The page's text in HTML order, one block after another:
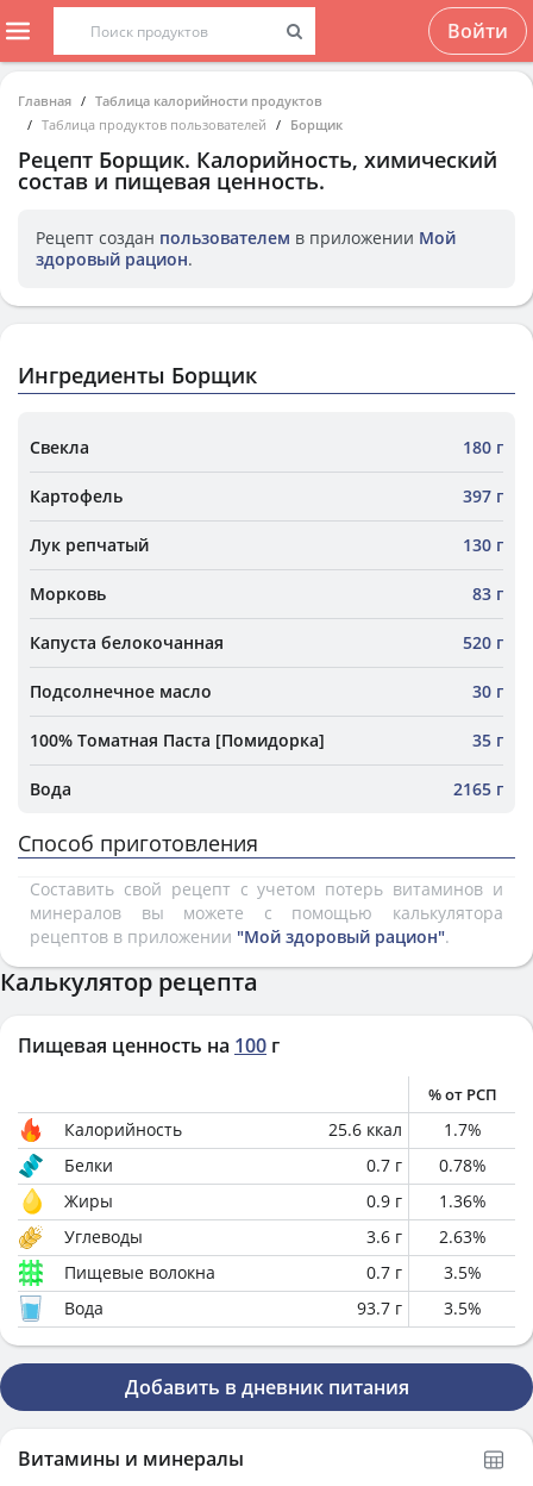
Войти
Главная
Таблица калорийности продуктов
Таблица продуктов пользователей
Борщик
Рецепт Борщик. Калорийность, химический
состав и пищевая ценность.
Рецепт создан пользователем в приложении Мой
здоровый рацион.
Ингредиенты Борщик
Свекла 180 г
Картофель 397 г
Лук репчатый 130 г
Морковь 83 г
Капуста белокочанная 520 г
Подсолнечное масло 30 г
100% Томатная Паста [Помидорка] 35 г
Вода 2165 г
Способ приготовления
Составить свой рецепт с учетом потерь витаминов и
минералов вы можете с помощью калькулятора
рецептов в приложении "Мой здоровый рацион".
Калькулятор рецепта
Пищевая ценность на 100 г
% от РСП
Калорийность 25.6 ккал 1.7%
Белки
0.7 г 0.78%
Жиры
0.9 г 1.36%
Углеводы
3.6 г 2.63%
Пищевые волокна
0.7 г 3.5%
Вода
93.7 г 3.5%
Добавить в дневник питания
Витамины и минералы